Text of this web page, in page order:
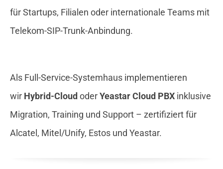
für Startups, Filialen oder internationale Teams mit
Telekom-SIP-Trunk-Anbindung.
Als Full-Service-Systemhaus implementieren
wir Hybrid-Cloud oderYeastar Cloud PBX inklusive
Migration, Training und Support – zertifiziert für
Alcatel, Mitel/Unify, Estos und Yeastar.